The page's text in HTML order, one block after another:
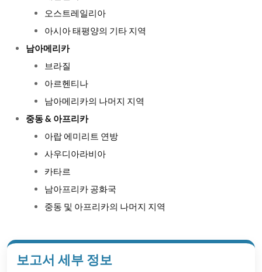
오스트레일리아
아시아 태평양의 기타 지역
남아메리카
브라질
아르헨티나
남아메리카의 나머지 지역
중동 & 아프리카
아랍 에미리트 연방
사우디아라비아
카타르
남아프리카 공화국
중동 및 아프리카의 나머지 지역
보고서 세부 정보